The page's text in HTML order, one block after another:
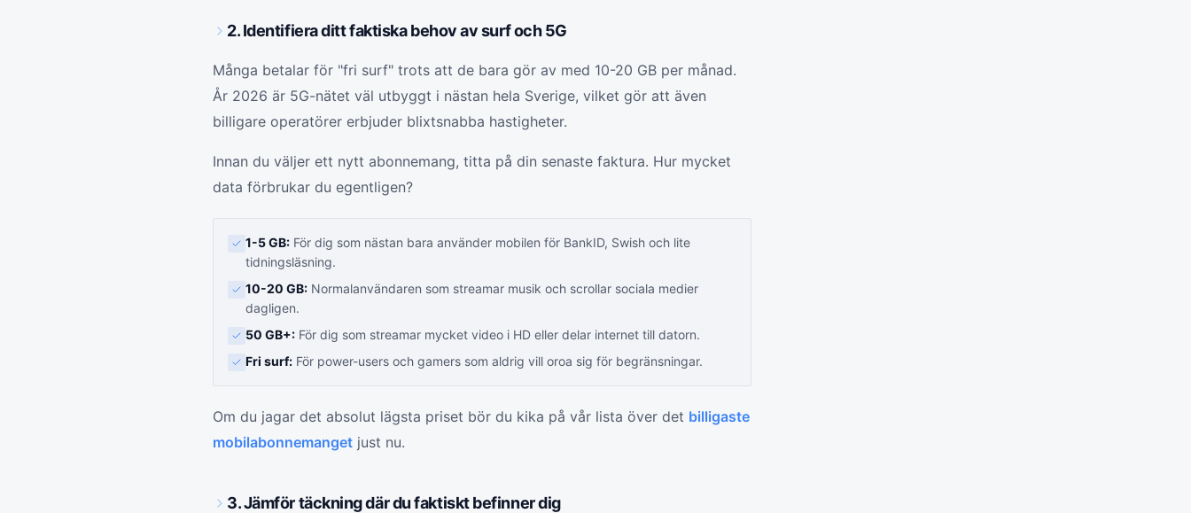
2. Identifiera ditt faktiska behov av surf och 5G
Många betalar för "fri surf" trots att de bara gör av med 10-20 GB per månad.
År 2026 är 5G-nätet väl utbyggt i nästan hela Sverige, vilket gör att även
billigare operatörer erbjuder blixtsnabba hastigheter.
Innan du väljer ett nytt abonnemang, titta på din senaste faktura. Hur mycket
data förbrukar du egentligen?
1-5 GB: För dig som nästan bara använder mobilen för BankID, Swish och lite
tidningsläsning.
10-20 GB: Normalanvändaren som streamar musik och scrollar sociala medier
dagligen.
50 GB+: För dig som streamar mycket video i HD eller delar internet till datorn.
Fri surf: För power-users och gamers som aldrig vill oroa sig för begränsningar.
Om du jagar det absolut lägsta priset bör du kika på vår lista över det billigaste
mobilabonnemanget just nu.
3. Jämför täckning där du faktiskt befinner dig